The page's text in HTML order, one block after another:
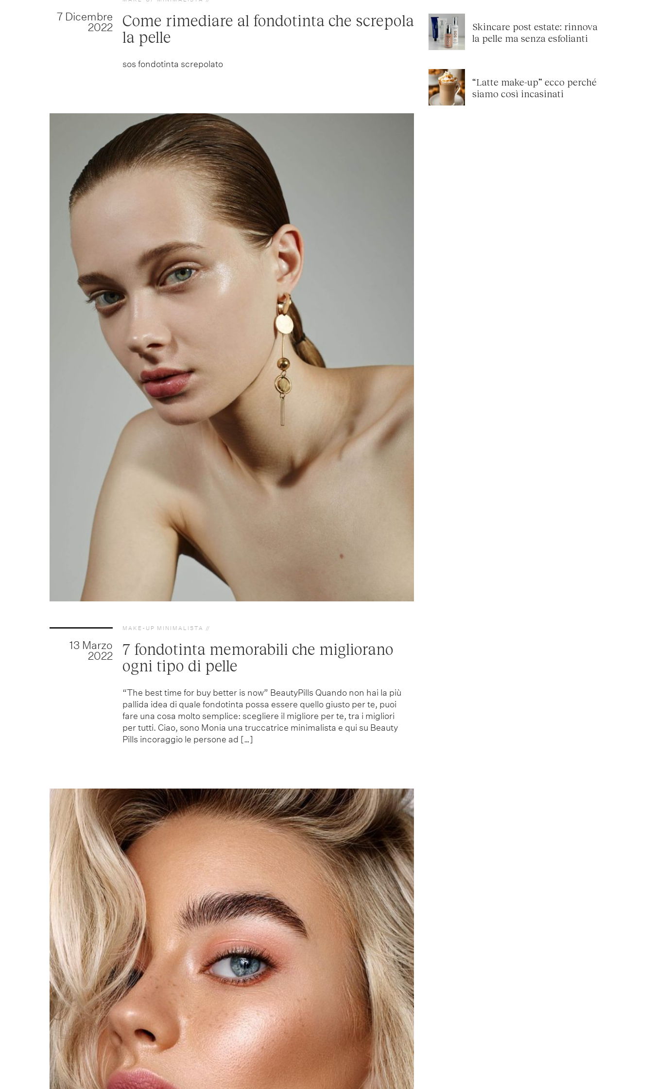
7 Dicembre
2022
Come rimediare al fondotinta che screpola
la pelle
sos fondotinta screpolato
13 Marzo
2022
MAKE-UP MINIMALISTA
7 fondotinta memorabili che migliorano
ogni tipo di pelle
“The best time for buy better is now” BeautyPills Quando non hai la più
pallida idea di quale fondotinta possa essere quello giusto per te, puoi
fare una cosa molto semplice: scegliere il migliore per te, tra i migliori
per tutti. Ciao, sono Monia una truccatrice minimalista e qui su Beauty
Pills incoraggio le persone ad […]
Skincare post estate: rinnova
la pelle ma senza esfolianti
“Latte make-up” ecco perché
siamo così incasinati